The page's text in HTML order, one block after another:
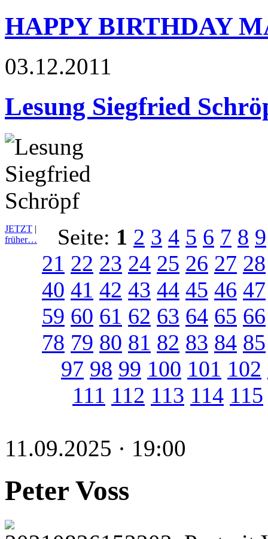
HAPPY BIRTHDAY
03.12.2011
Lesung Siegfried
JETZT |
früher…
Seite: 1 2 3 4 5 6 7 8 9
21 22 23 24 25 26 27 28
40 41 42 43 44 45 46 47
59 60 61 62 63 64 65 66
78 79 80 81 82 83 84 85
97 98 99 100 101 102
111 112 113 114 115
11.09.2025 · 19:00
Peter Voss